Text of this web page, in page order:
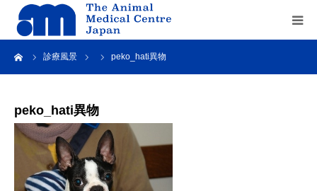
診療風景 peko_hati異物
peko_hati異物
Home
service
recruit